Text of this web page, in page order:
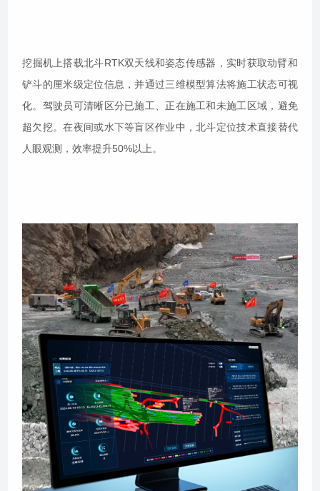
挖掘机上搭载北斗RTK双天线和姿态传感器，实时获取动臂和
铲斗的厘米级定位信息，并通过三维模型算法将施工状态可视
化。驾驶员可清晰区分已施工、正在施工和未施工区域，避免
超欠挖。在夜间或水下等盲区作业中，北斗定位技术直接替代
人眼观测，效率提升50%以上。